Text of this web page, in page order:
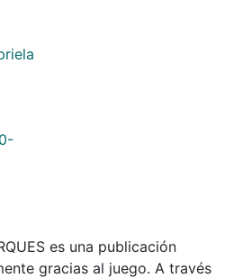
es una publicación
gracias al juego. A través